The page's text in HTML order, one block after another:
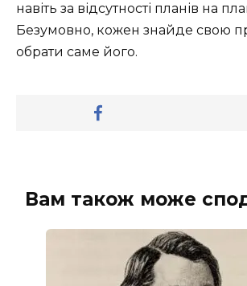
навіть за відсутності планів на
Безумовно, кожен знайде свою
обрати саме його.
Вам також може